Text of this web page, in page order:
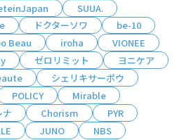
SUUA.
ドクターソワ
be-10
Beau iroha
VIONEE
ゼロリミット
ヨニケア
シェリキサーポウ
POLICY
Mirable
ナ Chorism
PYR
JUNO
NBS